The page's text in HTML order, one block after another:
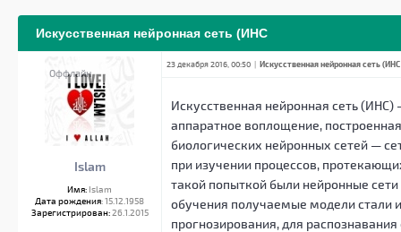
Искусственная нейронная сеть (ИНС
Оффлайн
Islam
Имя: Islam
Дата рождения: 15.12.1958
Зарегистрирован:26.1.2015
23 декабря 2016, 00:50 | Искусственная нейронная сеть (ИНС
Искусственная нейронная сеть
аппаратное воплощение,
биологических нейронных сетей —
при изучении процессов,
такой попыткой были нейронные
обучения получаемые модели стали
прогнозирования, для